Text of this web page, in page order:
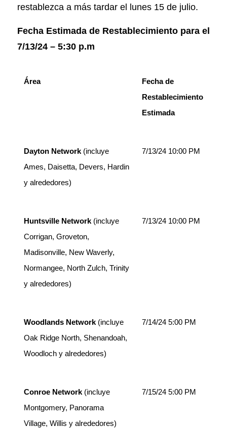
restablezca a más tardar el lunes 15 de julio.
Fecha Estimada de Restablecimiento para el
7/13/24 – 5:30 p.m
Área
Fecha de
Restablecimiento
Estimada
Dayton Network(incluye
Ames, Daisetta, Devers, Hardin
y alrededores)
7/13/24 10:00 PM
Huntsville Network(incluye
Corrigan, Groveton,
Madisonville, New Waverly,
Normangee, North Zulch, Trinity
y alrededores)
7/13/24 10:00 PM
Woodlands Network(incluye
Oak Ridge North, Shenandoah,
Woodloch y alrededores)
7/14/24 5:00 PM
Conroe Network(incluye
Montgomery, Panorama
Village, Willis y alrededores)
7/15/24 5:00 PM